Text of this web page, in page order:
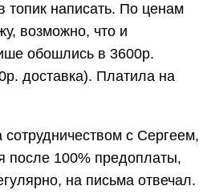
написать. По ценам
возможно, что и
обошлись в 3600р.
доставка). Платила на
с Сергеем,
после 100% предоплаты,
на письма отвечал.